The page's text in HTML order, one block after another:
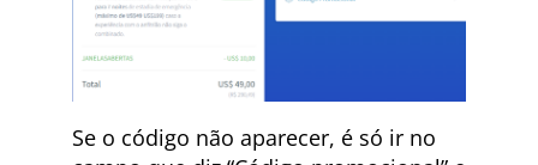
Se o código não aparecer, é só ir no